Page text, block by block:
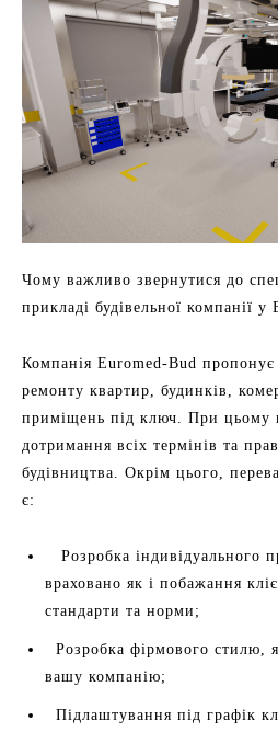
Чому важливо звернутися до
прикладі будівельної компанії
Компанія Euromed-Bud пропонує
ремонту квартир, будинків,
приміщень під ключ. При цьому
дотримання всіх термінів та
будівництва. Окрім цього,
є:
Розробка індивідуального
враховано як і побажання
стандарти та норми;
Розробка фірмового стилю,
вашу компанію;
Підлаштування під графік